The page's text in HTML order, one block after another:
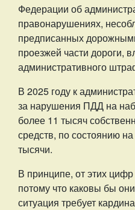
Федерации об
правонарушениях,
предписанных
проезжей части дороги,
административного
В 2025 году к
за нарушения ПДД на
более 11 тысяч
средств, по состоянию
тысячи.
В принципе, от этих
потому что каковы бы
ситуация требует